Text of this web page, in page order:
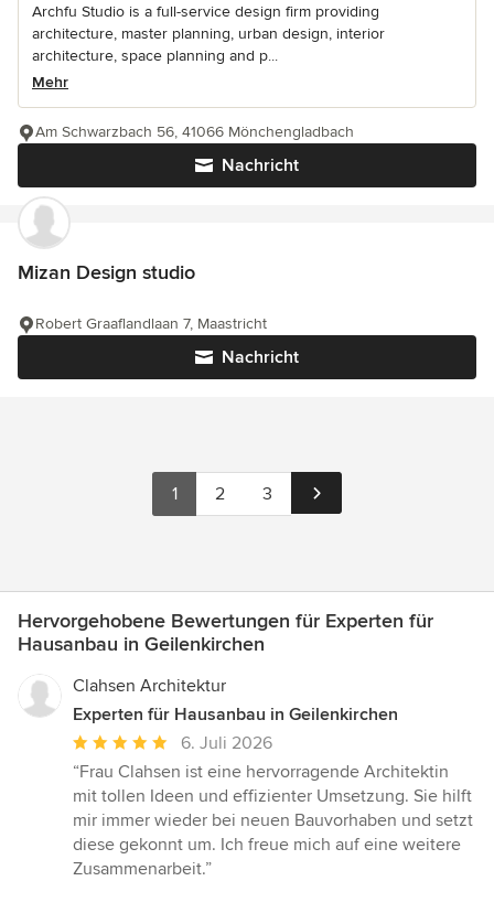
Archfu Studio is a full-service design firm providing
architecture, master planning, urban design, interior
architecture, space planning and p...
Mehr
Nachricht
Am Schwarzbach 56, 41066 Mönchengladbach
Mizan Design studio
Nachricht
Robert Graaflandlaan 7, Maastricht
1 2 3
Hervorgehobene Bewertungen für Experten für
Hausanbau in Geilenkirchen
Clahsen Architektur
Experten für Hausanbau in Geilenkirchen
Durchschnittliche
Bewertung:
5
von
5
Sternen
6. Juli 2026
“Frau Clahsen ist eine hervorragende Architektin
mit tollen Ideen und effizienter Umsetzung. Sie hilft
mir immer wieder bei neuen Bauvorhaben und setzt
diese gekonnt um. Ich freue mich auf eine weitere
Zusammenarbeit.”